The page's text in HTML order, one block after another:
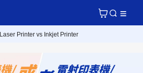
Laser Printer vs Inkjet Printer